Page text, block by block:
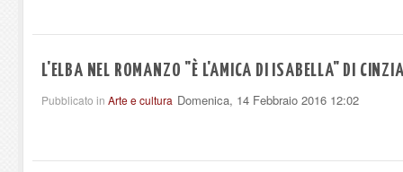
L'ELBA NEL ROMANZO "È L'AMICA DI ISABELLA" DI
Pubblicato in Arte e cultura Domenica, 14 Febbraio 2016 12:02